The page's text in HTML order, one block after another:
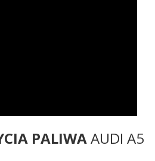
PALIWAAUDI A5